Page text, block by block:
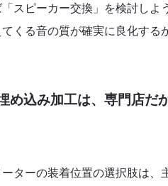
スピーカー交換」を検討しよ
くる音の質が確実に良化する
め込み加工は、専門店だ
ターの装着位置の選択肢は、